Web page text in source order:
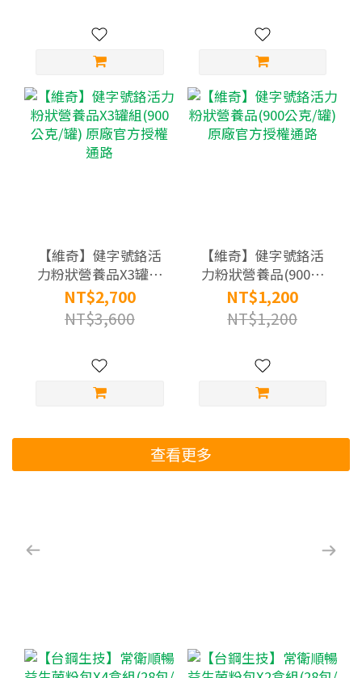
【維奇】健字號鉻活
力粉狀營養品X3罐組
(900公克/罐) 原廠官
方授權通路
NT$2,700
NT$3,600
【維奇】健字號鉻活
力粉狀營養品(900公
克/罐) 原廠官方授權
通路
NT$1,200
NT$1,200
查看更多